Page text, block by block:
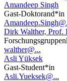
Amandeep Singh
Gast-Doktorand*in
Dirk Walther, Prof.
walther@...
Asli Yüksek
Gast-Student*in
Asli.Yueksek@...